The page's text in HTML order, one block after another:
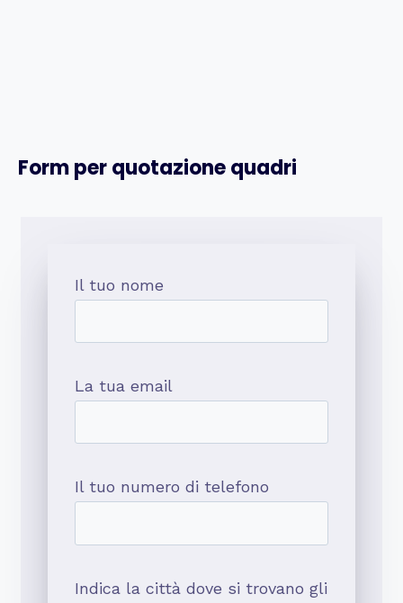
Form per quotazione quadri
Il tuo nome
La tua email
Il tuo numero di telefono
Indica la città dove si trovano gli